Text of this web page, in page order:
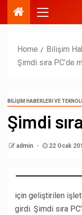
Home
Bilişim
Şimdi sıra PC’de
BILIŞIM HABERLERI VE
Şimdi
admin 22 Ocak
için geliştirilen
girdi. Şimdi sıra